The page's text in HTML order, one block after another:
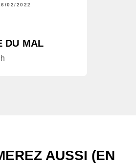
02/2022
DU MAL
AUSSI (EN